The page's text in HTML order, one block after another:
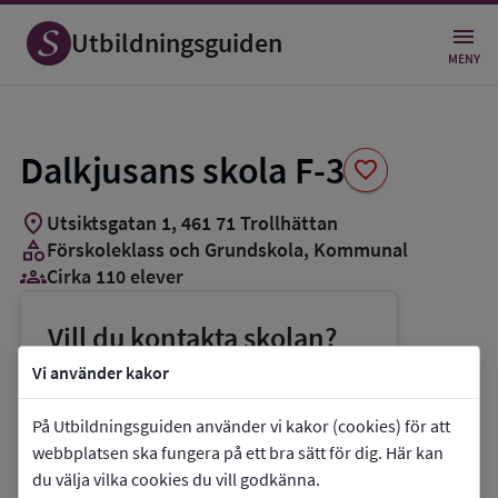
Vi använder kakor
På Utbildningsguiden använder vi kakor (cookies) för att
webbplatsen ska fungera på ett bra sätt för dig. Här kan
du välja vilka cookies du vill godkänna.
Utbildningsguiden MENY
Dalkjusans skola F-3 favorite
Spara
som
favorit
location_on Utsiktsgatan 1, 461 71Trollhättan
categoryFörskoleklass och Grundskola, Kommunal
groups_3Cirka 110 elever
Vill du kontakta skolan?
phoneTelefon:0520-496501
E-post: cecilia.sokol@trollhattan.se
link Webbplats:Dalkjusans skola F-3